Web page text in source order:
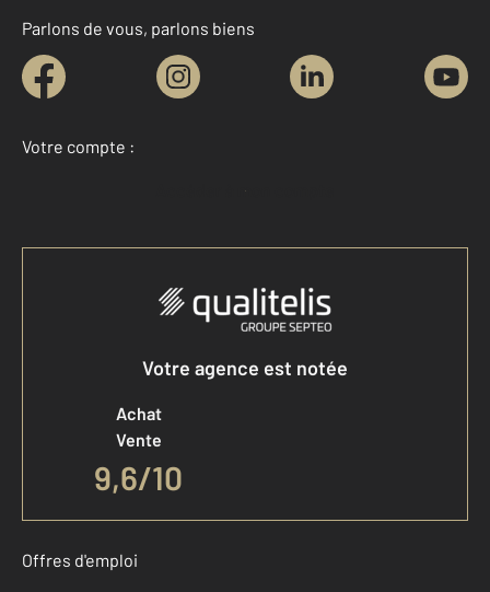
Parlons de vous, parlons biens
Votre compte :
Accéder à mon compte
Votre agence est notée
Achat
Vente
9,6/10
Offres d'emploi